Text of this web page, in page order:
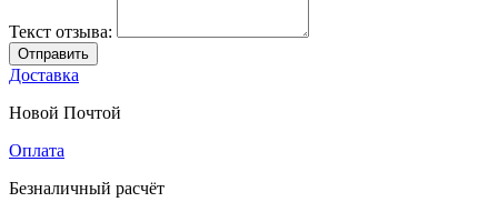
Текст отзыва:
Отправить
Доставка
Новой Почтой
Оплата
Безналичный расчёт